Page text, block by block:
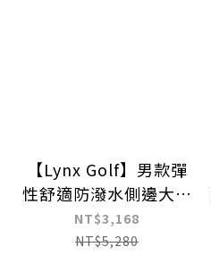
【Lynx Golf】男款彈
性舒適防潑水側邊大口
袋設計長褲
NT$3,168
NT$5,280